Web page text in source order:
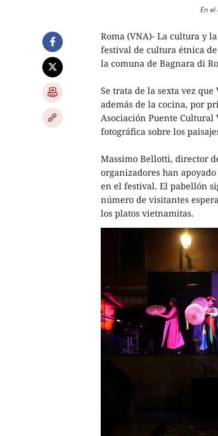
En el
Roma (VNA)- La cultura y
festival de cultura étnica
la comuna de Bagnara di
Se trata de la sexta vez
además de la cocina, por
Asociación Puente
fotográfica sobre los
Massimo Bellotti, director
organizadores han
en el festival. El pabellón
número de visitantes
los platos vietnamitas.